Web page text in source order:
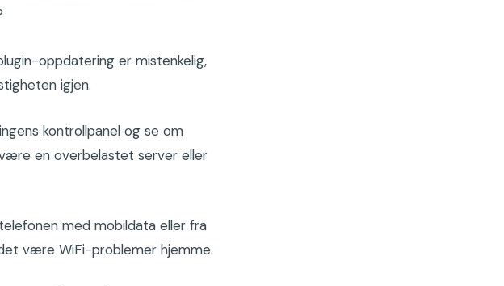
oppdatering er mistenkelig,
igjen.
kontrollpanel og se om
være en overbelastet server eller
med mobildata eller fra
være WiFi-problemer hjemme.